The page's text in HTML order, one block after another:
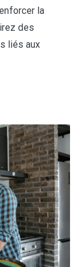
la
des
liés aux